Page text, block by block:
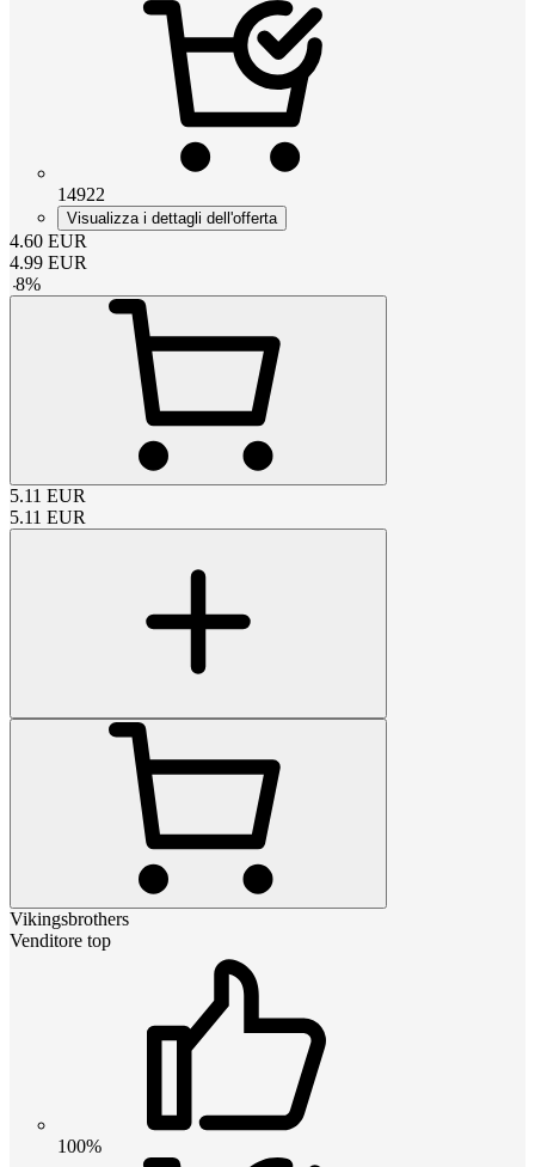
14922
Visualizza i dettagli dell'offerta
4.60 EUR
4.99 EUR
-8%
5.11 EUR
5.11 EUR
Vikingsbrothers
Venditore top
100%